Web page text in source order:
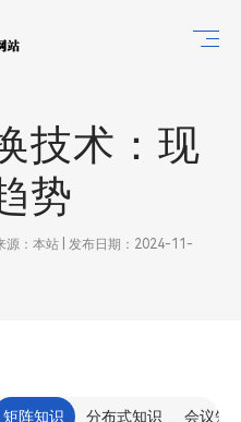
技术：现
势
源：本站 | 发布日期：2024-11-
矩阵知识 分布式知识 会议知